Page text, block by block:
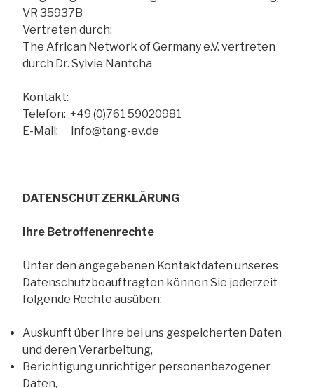
VR 35937B
Vertreten durch:
The African Network of Germany e.V. vertreten
durch Dr. Sylvie Nantcha
Kontakt:
Telefon: +49 (0)761 59020981
E-Mail: info@tang-ev.de
DATENSCHUTZERKLÄRUNG
Ihre Betroffenenrechte
Unter den angegebenen Kontaktdaten unseres
Datenschutzbeauftragten können Sie jederzeit
folgende Rechte ausüben:
Auskunft über Ihre bei uns gespeicherten Daten
und deren Verarbeitung,
Berichtigung unrichtiger personenbezogener
Daten,